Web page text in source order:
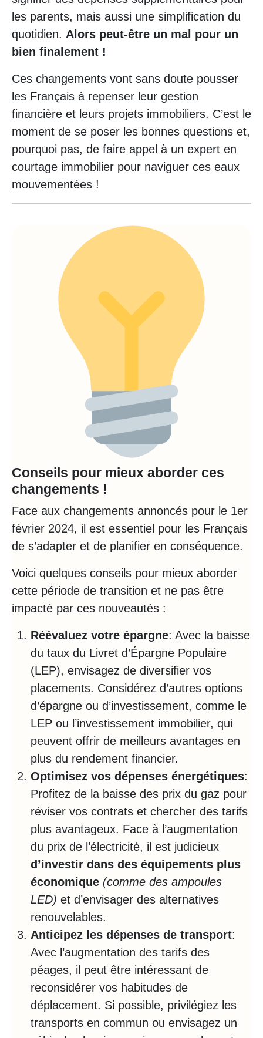
les parents, mais aussi une simplification du
quotidien. Alors peut-être un mal pour un
bien finalement !
Ces changements vont sans doute pousser
les Français à repenser leur gestion
financière et leurs projets immobiliers. C’est le
moment de se poser les bonnes questions et,
pourquoi pas, de faire appel à un expert en
courtage immobilier pour naviguer ces eaux
mouvementées !
Conseils pour mieux aborder ces
changements !
Face aux changements annoncés pour le 1er
février 2024, il est essentiel pour les Français
de s’adapter et de planifier en conséquence.
Voici quelques conseils pour mieux aborder
cette période de transition et ne pas être
impacté par ces nouveautés :
Réévaluez votre épargne: Avec la baisse
du taux du Livret d’Épargne Populaire
(LEP), envisagez de diversifier vos
placements. Considérez d’autres options
d’épargne ou d’investissement, comme le
LEP ou l’investissement immobilier, qui
peuvent offrir de meilleurs avantages en
plus du rendement financier.
Optimisez vos dépenses énergétiques:
Profitez de la baisse des prix du gaz pour
réviser vos contrats et chercher des tarifs
plus avantageux. Face à l’augmentation
du prix de l’électricité, il est judicieux
d’investir dans des équipements plus
économique (comme des ampoules
LED) et d’envisager des alternatives
renouvelables.
Anticipez les dépenses de transport:
Avec l’augmentation des tarifs des
péages, il peut être intéressant de
reconsidérer vos habitudes de
déplacement. Si possible, privilégiez les
transports en commun ou envisagez un